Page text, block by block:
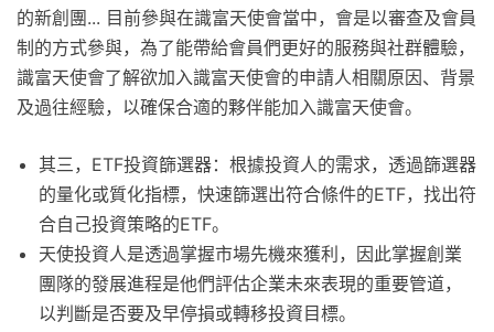
的新創團... 目前參與在識富天使會當中，會是以審查及會員
制的方式參與，為了能帶給會員們更好的服務與社群體驗，
識富天使會了解欲加入識富天使會的申請人相關原因、背景
及過往經驗，以確保合適的夥伴能加入識富天使會。
其三，ETF投資篩選器：根據投資人的需求，透過篩選器
的量化或質化指標，快速篩選出符合條件的ETF，找出符
合自己投資策略的ETF。
天使投資人是透過掌握市場先機來獲利，因此掌握創業
團隊的發展進程是他們評估企業未來表現的重要管道，
以判斷是否要及早停損或轉移投資目標。